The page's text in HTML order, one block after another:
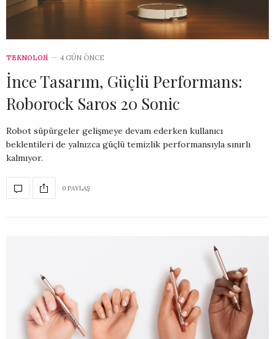
TEKNOLOJİ 4 GÜN ÖNCE
İnce Tasarım, Güçlü Performans:
Roborock Saros 20 Sonic
Robot süpürgeler gelişmeye devam ederken kullanıcı
beklentileri de yalnızca güçlü temizlik performansıyla sınırlı
kalmıyor.
0 PAYLAŞ